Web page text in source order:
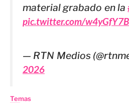
material grabado en la
pic.twitter.com/
— RTN Medios
2026
Temas